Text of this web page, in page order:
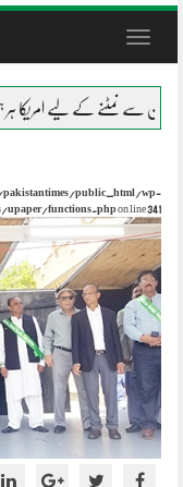
Toggle
لیے امریکا ہر ہتھیار استعمال
pakistantimes/public_html/wp-
upaper/functions.php on line341